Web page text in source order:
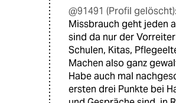
@91491 (Profil gelöscht):
Missbrauch geht jeden
sind da nur der
Schulen, Kitas,
Machen also ganz
Habe auch mal
ersten drei Punkte bei